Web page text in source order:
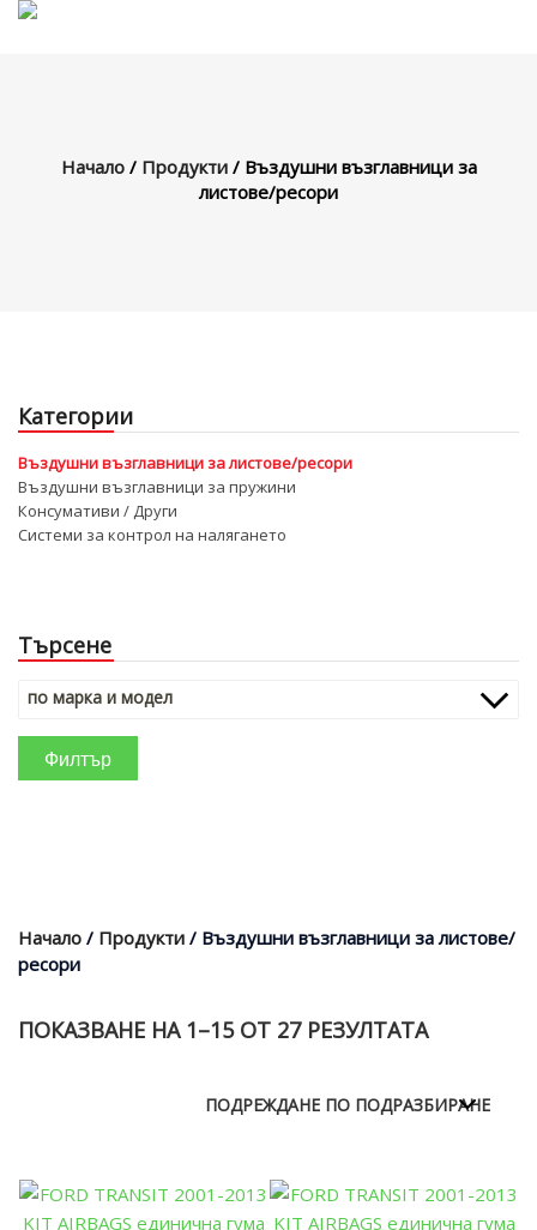
Начало
Блог
Products
Начало/ Продукти/ Въздушни възглавници за
листове/ресори
Категории
Въздушни възглавници за листове/ресори
Въздушни възглавници за пружини
Консумативи / Други
Системи за контрол на налягането
Търсене
по марка и модел
Филтър
Начало / Продукти / Въздушни възглавници за листове/
ресори
ПОКАЗВАНЕ НА 1–15 ОТ 27 РЕЗУЛТАТА